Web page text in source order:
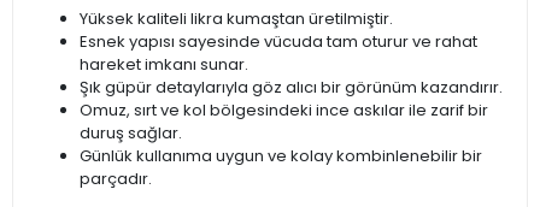
Yüksek kaliteli likra kumaştan üretilmiştir.
Esnek yapısı sayesinde vücuda tam oturur ve rahat
hareket imkanı sunar.
Şık güpür detaylarıyla göz alıcı bir görünüm kazandırır.
Omuz, sırt ve kol bölgesindeki ince askılar ile zarif bir
duruş sağlar.
Günlük kullanıma uygun ve kolay kombinlenebilir bir
parçadır.